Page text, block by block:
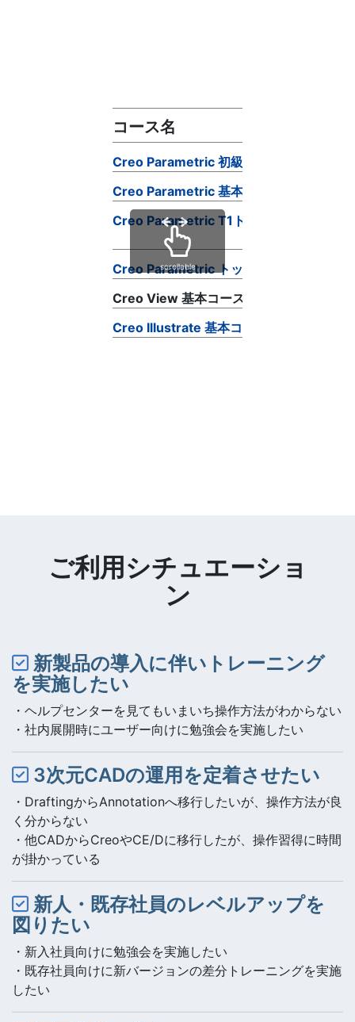
コース名
Creo Parametric 初級コース
Creo Parametric 基本コース
Creo Parametric T1トレーニング
Creo Parametric トップダウン設計トレ
Creo View 基本コース
Creo Illustrate 基本コース
scrollable
ご利用シチュエーショ
ン
新製品の導入に伴いトレーニング
を実施したい
・ヘルプセンターを見てもいまいち操作方法がわからない
・社内展開時にユーザー向けに勉強会を実施したい
3次元CADの運用を定着させたい
・DraftingからAnnotationへ移行したいが、操作方法が良
く分からない
・他CADからCreoやCE/Dに移行したが、操作習得に時間
が掛かっている
新人・既存社員のレベルアップを
図りたい
・新入社員向けに勉強会を実施したい
・既存社員向けに新バージョンの差分トレーニングを実施
したい